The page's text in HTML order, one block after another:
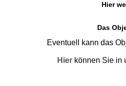
Hier
Das
Eventuell kann das
Hier können Sie in